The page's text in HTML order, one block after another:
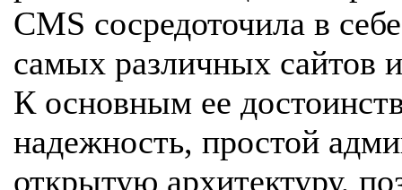
CMS сосредоточила в
самых различных сайтов
К основным ее
надежность, простой
открытую архитектуру,